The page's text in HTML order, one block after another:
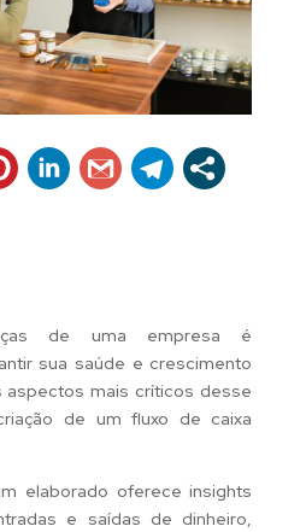
de uma empresa é
sua saúde e crescimento
aspectos mais críticos desse
de um fluxo de caixa
elaborado oferece insights
e saídas de dinheiro,